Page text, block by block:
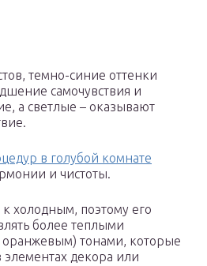
темно-синие оттенки
самочувствия и
а светлые – оказывают
в голубой комнате
и чистоты.
холодным, поэтому его
более теплыми
тонами, которые
элементах декора или